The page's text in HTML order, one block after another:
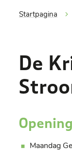
Startpagina
De
Maandag